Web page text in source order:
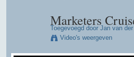
Marketers
Toegevoegd door Jan van
Video's weergeven